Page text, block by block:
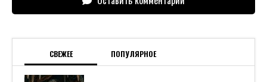
СВЕЖЕЕ ПОПУЛЯРНОЕ